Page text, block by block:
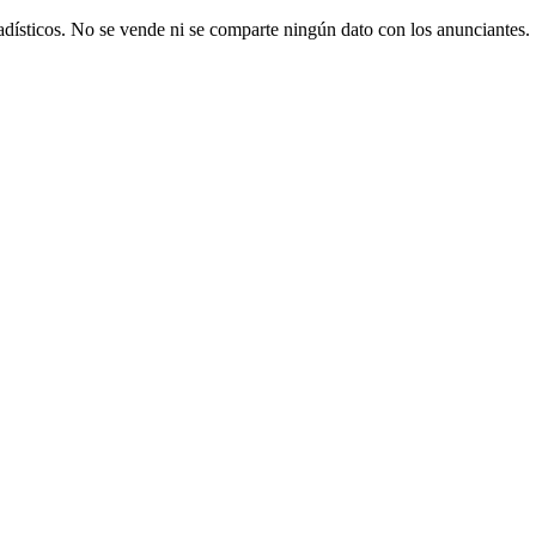
No se vende ni se comparte ningún dato con los anunciantes.